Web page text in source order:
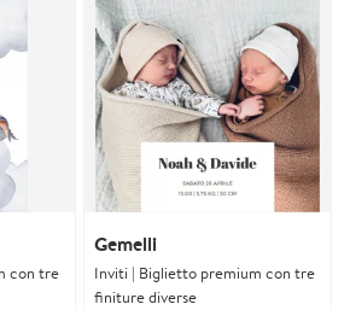
con tre
Gemelli
Inviti | Biglietto premium con tre
finiture diverse